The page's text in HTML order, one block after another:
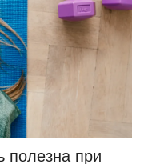
полезна при